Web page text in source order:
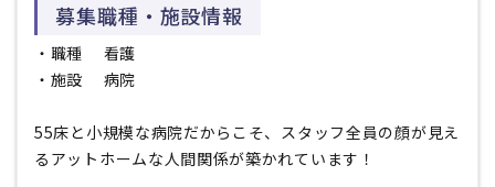
募集職種・施設情報
・職種 看護
・施設 病院
55床と小規模な病院だからこそ、スタッフ全員の顔が見え
るアットホームな人間関係が築かれています！